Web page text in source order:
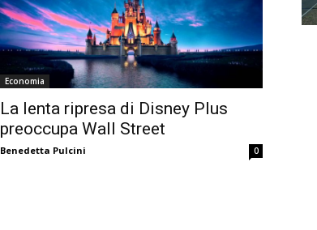
Economia
La lenta ripresa di Disney Plus
preoccupa Wall Street
Benedetta Pulcini 0